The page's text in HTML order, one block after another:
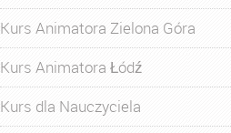
Kurs Animatora Zielona Góra
Kurs Animatora Łódź
Kurs dla Nauczyciela